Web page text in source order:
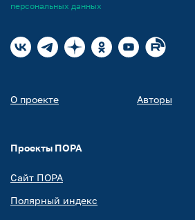
персональных данных
О проекте Авторы
Проекты ПОРА
Сайт ПОРА
Полярный индекс